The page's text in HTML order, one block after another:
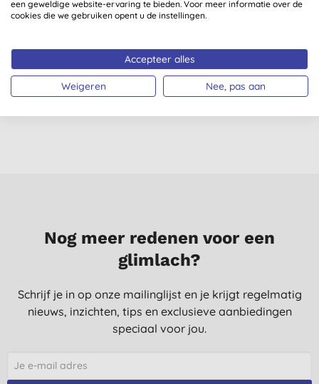
Gezichtsscrub
€ 9,25
KOPEN € 8,99 KOPEN
Nog meer redenen voor een
glimlach?
Schrijf je in op onze mailinglijst en je krijgt regelmatig
nieuws, inzichten, tips en exclusieve aanbiedingen
speciaal voor jou.
een geweldige website-ervaring te bieden. Voor meer informatie over de
cookies die we gebruiken opent u de instellingen.
Accepteer alles
Weigeren Nee, pas aan